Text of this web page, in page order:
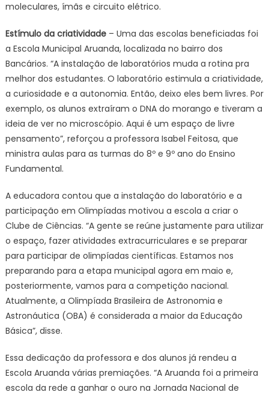
moleculares, ímãs e circuito elétrico.
Estímulo da criatividade– Uma das escolas beneficiadas foi
a Escola Municipal Aruanda, localizada no bairro dos
Bancários. “A instalação de laboratórios muda a rotina pra
melhor dos estudantes. O laboratório estimula a criatividade,
a curiosidade e a autonomia. Então, deixo eles bem livres. Por
exemplo, os alunos extraíram o DNA do morango e tiveram a
ideia de ver no microscópio. Aqui é um espaço de livre
pensamento”, reforçou a professora Isabel Feitosa, que
ministra aulas para as turmas do 8º e 9º ano do Ensino
Fundamental.
A educadora contou que a instalação do laboratório e a
participação em Olimpíadas motivou a escola a criar o
Clube de Ciências. “A gente se reúne justamente para utilizar
o espaço, fazer atividades extracurriculares e se preparar
para participar de olimpíadas científicas. Estamos nos
preparando para a etapa municipal agora em maio e,
posteriormente, vamos para a competição nacional.
Atualmente, a Olimpíada Brasileira de Astronomia e
Astronáutica (OBA) é considerada a maior da Educação
Básica”, disse.
Essa dedicação da professora e dos alunos já rendeu a
Escola Aruanda várias premiações. “A Aruanda foi a primeira
escola da rede a ganhar o ouro na Jornada Nacional de